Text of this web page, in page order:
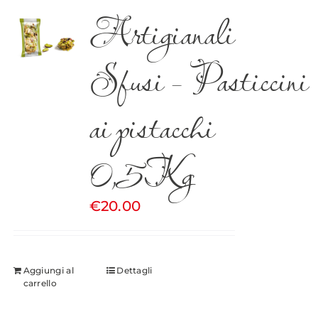
Artigianali
Sfusi – Pasticcini
ai pistacchi
0,5Kg
€20.00
Aggiungi al
carrello
Dettagli